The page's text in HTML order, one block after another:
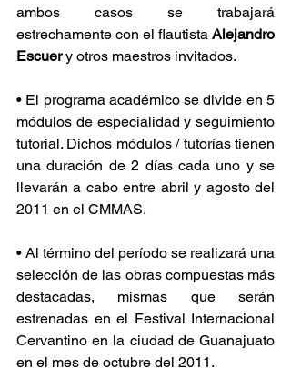
ambos casos se trabajará
estrechamente con el flautista Alejandro
Escuer y otros maestros invitados.
• El programa académico se divide en 5
módulos de especialidad y seguimiento
tutorial. Dichos módulos / tutorías tienen
una duración de 2 días cada uno y se
llevarán a cabo entre abril y agosto del
2011 en el CMMAS.
• Al término del período se realizará una
selección de las obras compuestas más
destacadas, mismas que serán
estrenadas en el Festival Internacional
Cervantino en la ciudad de Guanajuato
en el mes de octubre del 2011.